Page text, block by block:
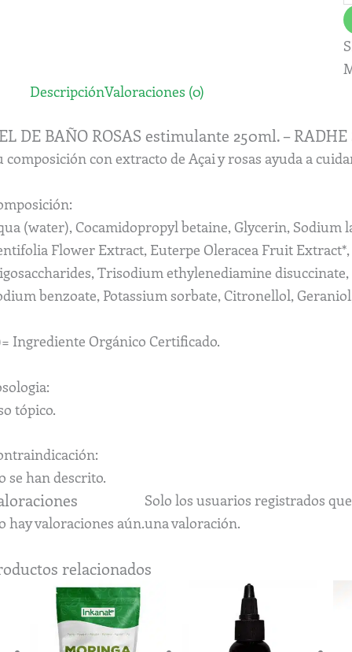
DescripciónValoraciones (0)
DE BAÑO ROSAS estimulante 250ml. –
composición con extracto de Açai y rosas ayuda a
(water), Cocamidopropyl betaine, Glycerin,
Flower Extract, Euterpe Oleracea Fruit
Trisodium ethylenediamine
benzoate, Potassium sorbate, Citronellol, Geraniol,
Ingrediente Orgánico Certificado.
tópico.
se han descrito.
hay valoraciones aún.
Solo los usuarios registrados
una valoración.
relacionados